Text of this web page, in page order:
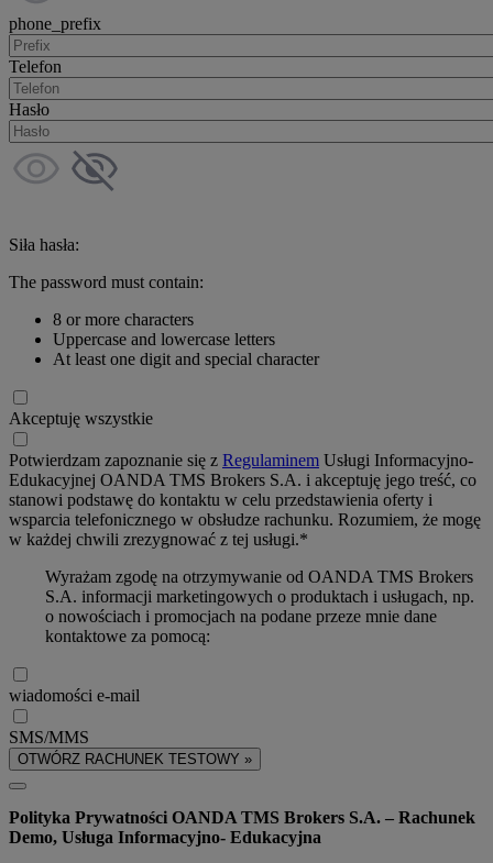
phone_prefix
Telefon
Hasło
Siła hasła:
The password must contain:
8 or more characters
Uppercase and lowercase letters
At least one digit and special character
Akceptuję wszystkie
Potwierdzam zapoznanie się z Regulaminem Usługi Informacyjno-
Edukacyjnej OANDA TMS Brokers S.A. i akceptuję jego treść, co
stanowi podstawę do kontaktu w celu przedstawienia oferty i
wsparcia telefonicznego w obsłudze rachunku. Rozumiem, że mogę
w każdej chwili zrezygnować z tej usługi.*
Wyrażam zgodę na otrzymywanie od OANDA TMS Brokers
S.A. informacji marketingowych o produktach i usługach, np.
o nowościach i promocjach na podane przeze mnie dane
kontaktowe za pomocą:
wiadomości e-mail
SMS/MMS
OTWÓRZ RACHUNEK TESTOWY »
Polityka Prywatności OANDA TMS Brokers S.A. – Rachunek
Demo, Usługa Informacyjno- Edukacyjna